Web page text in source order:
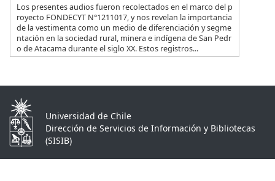
Los presentes audios fueron recolectados en el marco del p
royecto FONDECYT N°1211017, y nos revelan la importancia
de la vestimenta como un medio de diferenciación y segme
ntación en la sociedad rural, minera e indígena de San Pedr
o de Atacama durante el siglo XX. Estos registros...
Universidad de Chile
Dirección de Servicios de Información y Bibliotecas
(SISIB)